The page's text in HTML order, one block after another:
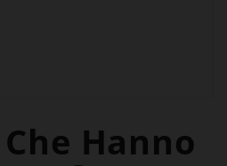
Hanno